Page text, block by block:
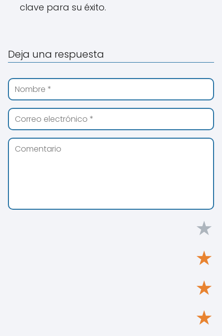
clave para su éxito.
Deja una respuesta
★
★
★
★